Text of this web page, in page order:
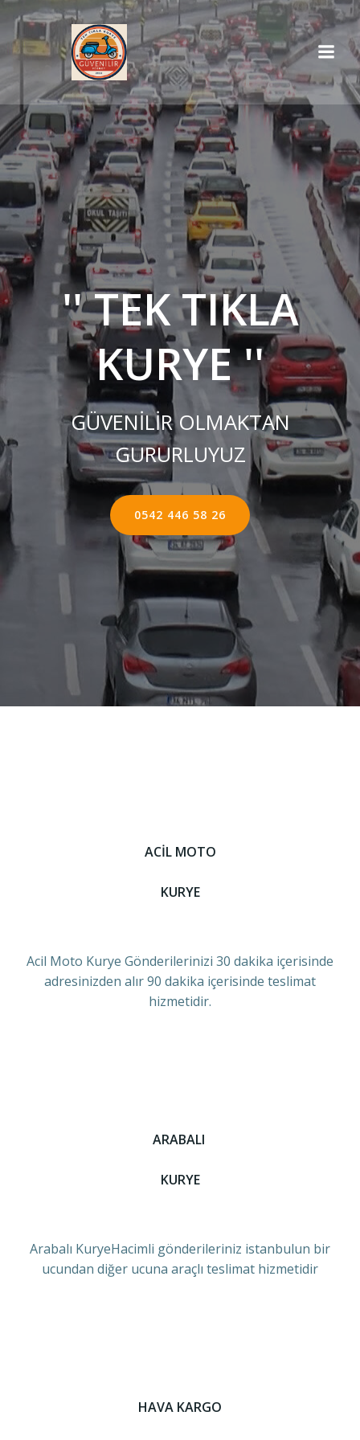
İçeriğe
geç
'' TEK TIKLA
KURYE ''
GÜVENİLİR OLMAKTAN
GURURLUYUZ
0542 446 58 26
ACİL MOTO
KURYE
Acil Moto Kurye Gönderilerinizi 30 dakika içerisinde
adresinizden alır 90 dakika içerisinde teslimat
hizmetidir.
ARABALI
KURYE
Arabalı KuryeHacimli gönderileriniz istanbulun bir
ucundan diğer ucuna araçlı teslimat hizmetidir
HAVA KARGO